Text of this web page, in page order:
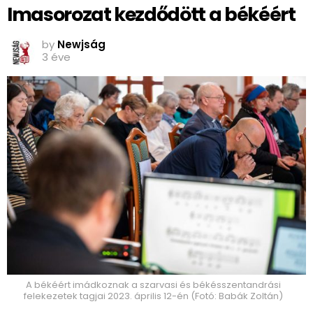
Imasorozat kezdődött a békéért
by Newjság
3 éve
A békéért imádkoznak a szarvasi és békésszentandrási
felekezetek tagjai 2023. április 12-én (Fotó: Babák Zoltán)